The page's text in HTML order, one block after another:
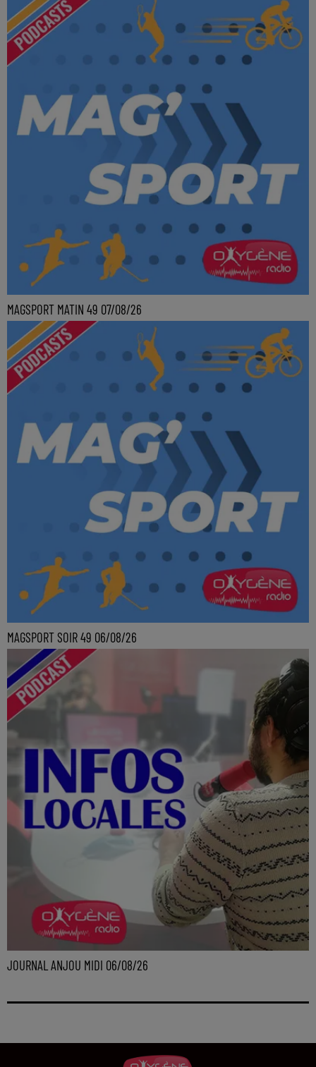
MAGSPORT MATIN 49 07/08/26
MAGSPORT SOIR 49 06/08/26
JOURNAL ANJOU MIDI 06/08/26